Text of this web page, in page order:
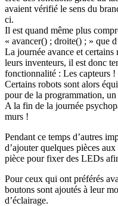
avaient vérifié le sens du
ci.
Il est quand même plus
« avancer() ; droite() ; » que
La journée avance et
leurs inventeurs, il est donc
fonctionnalité : Les capteurs !
Certains robots sont alors
pour de la programmation,
A la fin de la journée
murs !
Pendant ce temps d’autres
d’ajouter quelques pièces
pièce pour fixer des LEDs
Pour ceux qui ont préférés
boutons sont ajoutés à leur
d’éclairage.